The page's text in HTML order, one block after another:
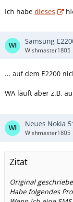
Ich habe dieses
Samsung
Wishmaster1805
... auf dem E2200
WA läuft aber z.B.
Neues Nokia
Wishmaster1805
Zitat
Original
Habe folgendes